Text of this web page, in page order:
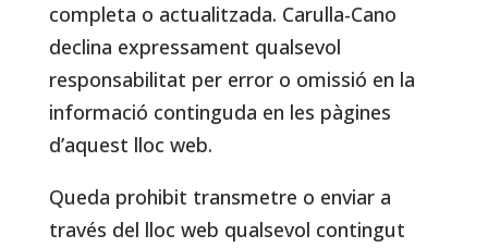
completa o actualitzada. Carulla-Cano
declina expressament qualsevol
responsabilitat per error o omissió en la
informació continguda en les pàgines
d’aquest lloc web.
Queda prohibit transmetre o enviar a
través del lloc web qualsevol contingut